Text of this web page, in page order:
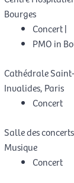
Bourges
Concert|
PMO in
Cathédrale
Invalides, Paris
Concert
Salle des
Musique
Concert